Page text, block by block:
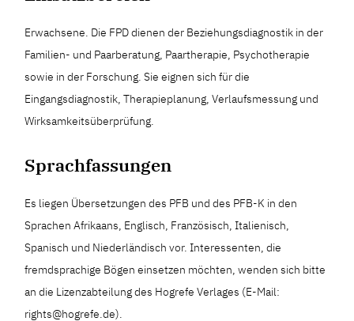
Erwachsene. Die FPD dienen der Beziehungsdiagnostik in der
Familien- und Paarberatung, Paartherapie, Psychotherapie
sowie in der Forschung. Sie eignen sich für die
Eingangsdiagnostik, Therapieplanung, Verlaufsmessung und
Wirksamkeitsüberprüfung.
Sprachfassungen
Es liegen Übersetzungen des PFB und des PFB-K in den
Sprachen Afrikaans, Englisch, Französisch, Italienisch,
Spanisch und Niederländisch vor. Interessenten, die
fremdsprachige Bögen einsetzen möchten, wenden sich bitte
an die Lizenzabteilung des Hogrefe Verlages (E-Mail:
rights@hogrefe.de).